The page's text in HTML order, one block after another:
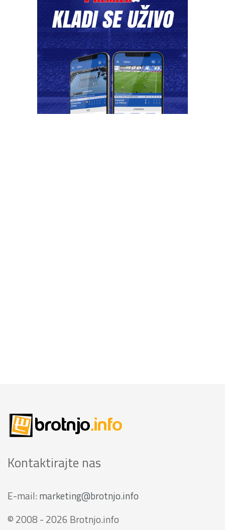
Kontaktirajte nas
E-mail: marketing@brotnjo.info
© 2008 - 2026 Brotnjo.info